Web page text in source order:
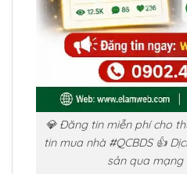
💎 Đăng tin miễn phí cho
tin mua nhà #QCBDS 👍
sản qua